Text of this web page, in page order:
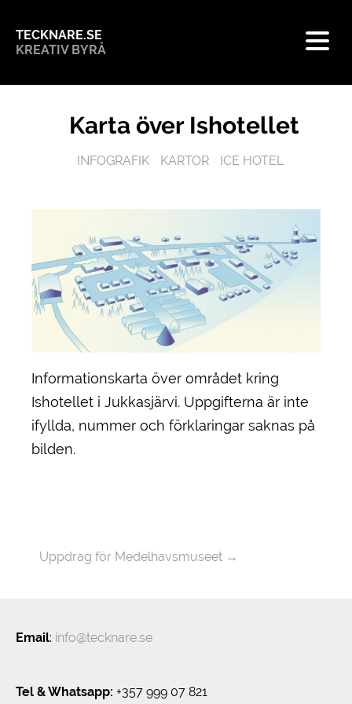
TECKNARE.SE
KREATIV BYRÅ
Karta över Ishotellet
INFOGRAFIK KARTOR ICE HOTEL
Informationskarta över området kring
Ishotellet i Jukkasjärvi. Uppgifterna är inte
ifyllda, nummer och förklaringar saknas på
bilden.
Uppdrag för Medelhavsmuseet→
Email: info@tecknare.se
Tel & Whatsapp: +357 999 07 821